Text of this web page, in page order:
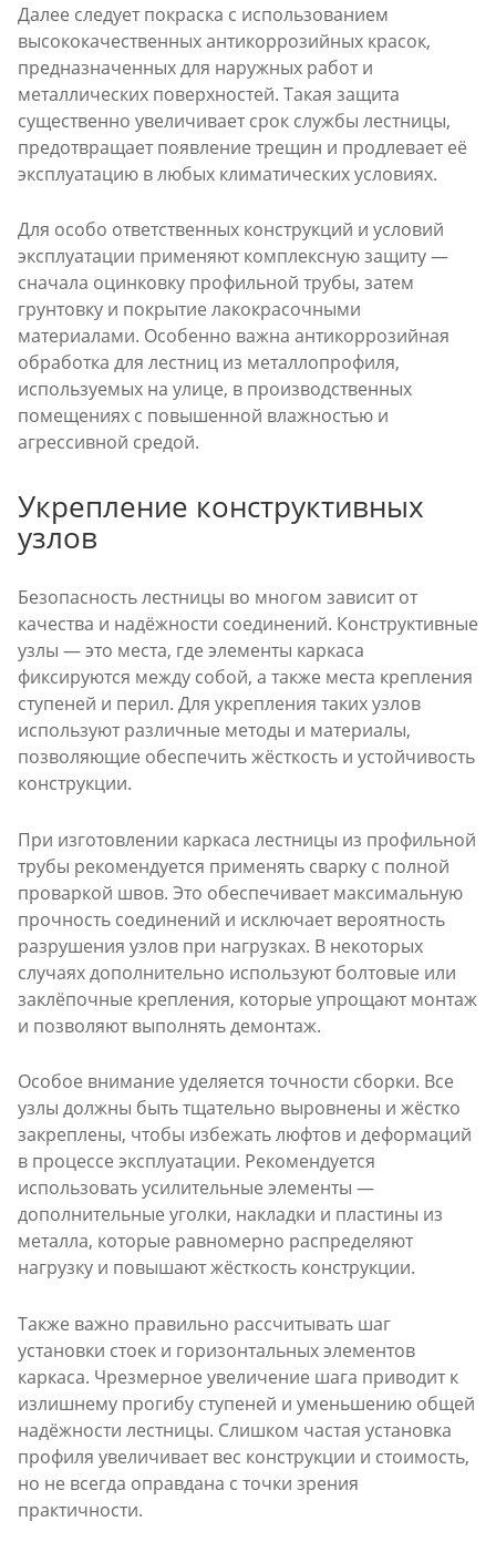
Далее следует покраска с использованием
высококачественных антикоррозийных красок,
предназначенных для наружных работ и
металлических поверхностей. Такая защита
существенно увеличивает срок службы лестницы,
предотвращает появление трещин и продлевает её
эксплуатацию в любых климатических условиях.
Для особо ответственных конструкций и условий
эксплуатации применяют комплексную защиту —
сначала оцинковку профильной трубы, затем
грунтовку и покрытие лакокрасочными
материалами. Особенно важна антикоррозийная
обработка для лестниц из металлопрофиля,
используемых на улице, в производственных
помещениях с повышенной влажностью и
агрессивной средой.
Укрепление конструктивных
узлов
Безопасность лестницы во многом зависит от
качества и надёжности соединений. Конструктивные
узлы — это места, где элементы каркаса
фиксируются между собой, а также места крепления
ступеней и перил. Для укрепления таких узлов
используют различные методы и материалы,
позволяющие обеспечить жёсткость и устойчивость
конструкции.
При изготовлении каркаса лестницы из профильной
трубы рекомендуется применять сварку с полной
проваркой швов. Это обеспечивает максимальную
прочность соединений и исключает вероятность
разрушения узлов при нагрузках. В некоторых
случаях дополнительно используют болтовые или
заклёпочные крепления, которые упрощают монтаж
и позволяют выполнять демонтаж.
Особое внимание уделяется точности сборки. Все
узлы должны быть тщательно выровнены и жёстко
закреплены, чтобы избежать люфтов и деформаций
в процессе эксплуатации. Рекомендуется
использовать усилительные элементы —
дополнительные уголки, накладки и пластины из
металла, которые равномерно распределяют
нагрузку и повышают жёсткость конструкции.
Также важно правильно рассчитывать шаг
установки стоек и горизонтальных элементов
каркаса. Чрезмерное увеличение шага приводит к
излишнему прогибу ступеней и уменьшению общей
надёжности лестницы. Слишком частая установка
профиля увеличивает вес конструкции и стоимость,
но не всегда оправдана с точки зрения
практичности.